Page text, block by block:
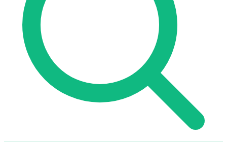
Lingua
🇪🇸 ES
🇬🇧 EN
Accedi